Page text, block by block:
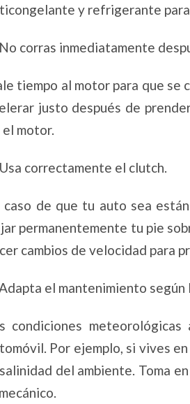
y refrigerante
corras inmediatamente
tiempo al motor para que se
justo después de
el motor.
correctamente el clutch.
caso de que tu auto sea
permanentemente tu pie
cambios de velocidad para
el mantenimiento según
condiciones
Por ejemplo, si vives
del ambiente. Toma